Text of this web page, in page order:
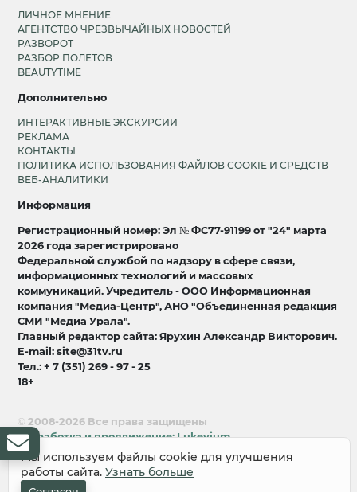
ЛИЧНОЕ МНЕНИЕ
АГЕНТСТВО ЧРЕЗВЫЧАЙНЫХ НОВОСТЕЙ
РАЗВОРОТ
РАЗБОР ПОЛЕТОВ
BEAUTYTIME
Дополнительно
ИНТЕРАКТИВНЫЕ ЭКСКУРСИИ
РЕКЛАМА
КОНТАКТЫ
ПОЛИТИКА ИСПОЛЬЗОВАНИЯ ФАЙЛОВ COOKIE И СРЕДСТВ
ВЕБ-АНАЛИТИКИ
Информация
Регистрационный номер: Эл № ФС77-91199 от "24" марта
2026 года зарегистрировано
Федеральной службой по надзору в сфере связи,
информационных технологий и массовых
коммуникаций. Учредитель - ООО Информационная
компания "Медиа-Центр", АНО "Объединенная редакция
СМИ "Медиа Урала".
Главный редактор сайта: Ярухин Александр Викторович.
E-mail: site@31tv.ru
Тел.: + 7 (351) 269 - 97 - 25
18+
© 2008-2026 Все права защищены
разработка и продвижение:Lukevium
Мы используем файлы cookie для улучшения
работы сайта. Узнать больше